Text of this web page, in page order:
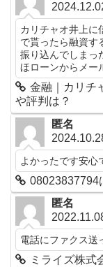
カリチャオ井上に
で貰ったら融資す
振り込んでしまっ
ほローンからメー
金融｜カリチ
や評判は？
匿名
よかったです安心
08023837794
匿名
電話にファクス送
ミライズ株式